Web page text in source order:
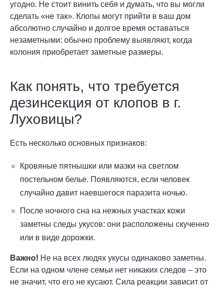
угодно. Не стоит винить себя и думать, что вы могли
сделать «не так». Клопы могут прийти в ваш дом
абсолютно случайно и долгое время оставаться
незаметными: обычно проблему выявляют, когда
колония приобретает заметные размеры.
Как понять, что требуется
дезинсекция от клопов в г.
Луховицы?
Есть несколько основных признаков:
Кровяные пятнышки или мазки на светлом
постельном белье. Появляются, если человек
случайно давит наевшегося паразита ночью.
После ночного сна на нежных участках кожи
заметны следы укусов: они расположены скученно
или в виде дорожки.
Важно! Не на всех людях укусы одинаково заметны.
Если на одном члене семьи нет никаких следов – это
не значит, что его не кусают. Сила реакции зависит от